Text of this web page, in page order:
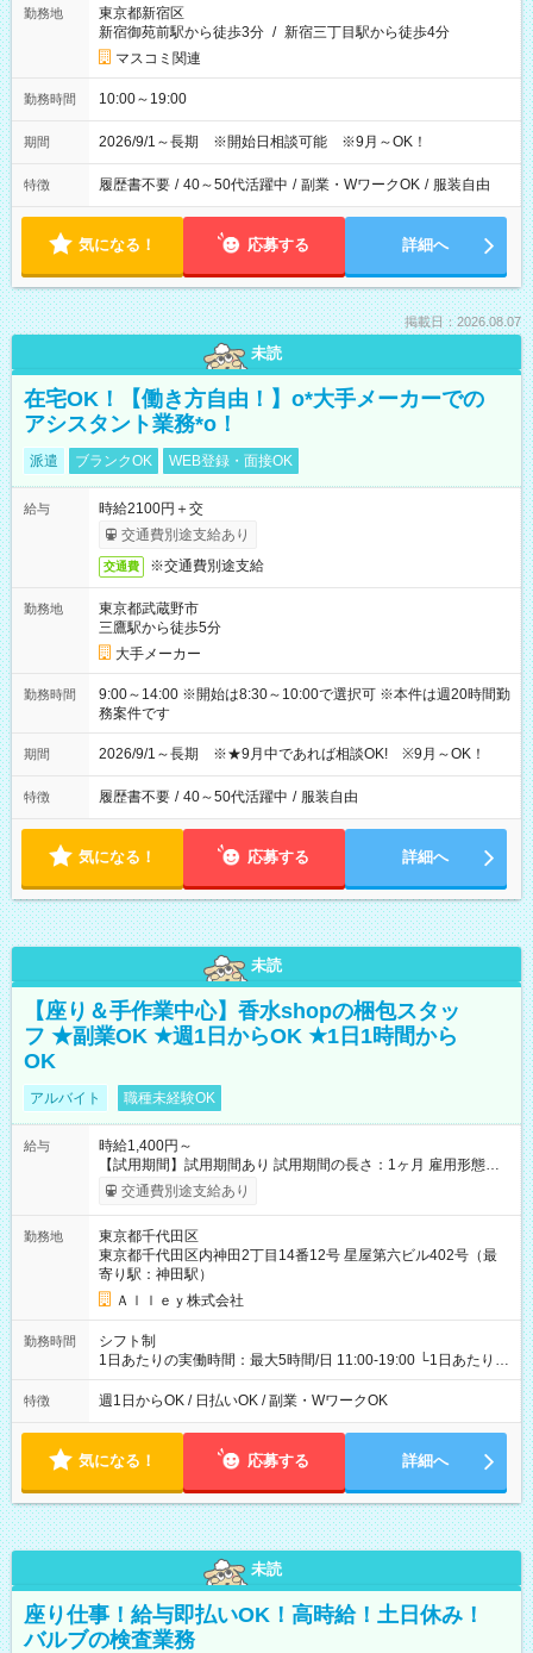
勤務地
東京都新宿区
新宿御苑前駅から徒歩3分 / 新宿三丁目駅から徒歩4分
マスコミ関連
勤務時間 10:00～19:00
期間 2026/9/1～長期 ※開始日相談可能 ※9月～OK！
特徴 履歴書不要 / 40～50代活躍中 / 副業・WワークOK / 服装自由
気になる！ 応募する 詳細へ
掲載日：2026.08.07
未読
在宅OK！【働き方自由！】o*大手メーカーでの
アシスタント業務*o！
派遣 ブランクOK WEB登録・面接OK
給与
時給2100円＋交
交通費別途支給あり
交通費 ※交通費別途支給
勤務地
東京都武蔵野市
三鷹駅から徒歩5分
大手メーカー
勤務時間
9:00～14:00 ※開始は8:30～10:00で選択可 ※本件は週20時間勤
務案件です
期間 2026/9/1～長期 ※★9月中であれば相談OK! ※9月～OK！
特徴 履歴書不要 / 40～50代活躍中 / 服装自由
気になる！ 応募する 詳細へ
未読
【座り＆手作業中心】香水shopの梱包スタッ
フ ★副業OK ★週1日からOK ★1日1時間から
OK
アルバイト 職種未経験OK
給与
時給1,400円～
【試用期間】試用期間あり 試用期間の長さ：1ヶ月 雇用形態、
給与は本採用時と同じです。
交通費別途支給あり
勤務地
東京都千代田区
東京都千代田区内神田2丁目14番12号 星屋第六ビル402号（最
寄り駅：神田駅）
Ａｌｌｅｙ株式会社
勤務時間
シフト制
1日あたりの実働時間：最大5時間/日 11:00-19:00 └1日あたりの
実働時間：1-5時間 └上記の時間帯内であれば、いつでも勤務可
能！ └平日・土曜日の中で、お好きな曜日でご勤務いただけま
18:00 などのように、自由な働き方が可能なお仕事です！
特徴 週1日からOK / 日払いOK / 副業・WワークOK
気になる！ 応募する 詳細へ
未読
座り仕事！給与即払いOK！高時給！土日休み！
バルブの検査業務